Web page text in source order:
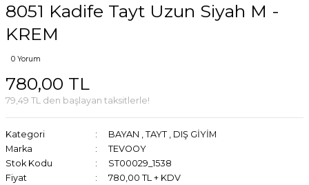
8051 Kadife Tayt Uzun Siyah M -
KREM
0 Yorum
780,00 TL
79,49 TL den başlayan taksitlerle!
Kategori BAYAN , TAYT , DIŞ GİYİM
Marka
TEVOOY
Stok Kodu
ST00029_1538
Fiyat
780,00 TL + KDV